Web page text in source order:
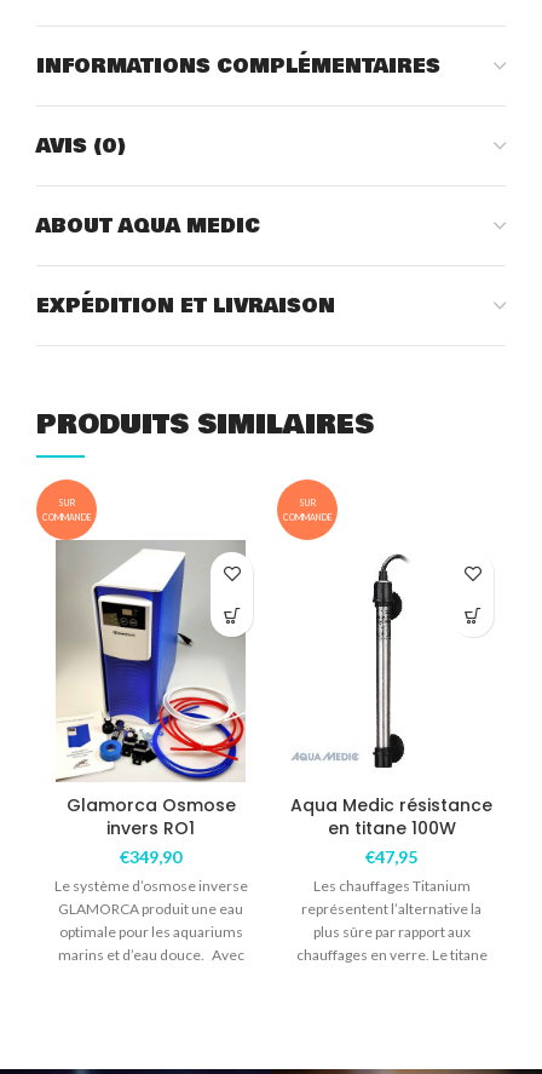
INFORMATIONS COMPLÉMENTAIRES
AVIS (0)
ABOUT AQUA MEDIC
EXPÉDITION ET LIVRAISON
PRODUITS SIMILAIRES
SUR
COMMANDE
Glamorca Osmose
invers RO1
€349,90
Le système d’osmose inverse
GLAMORCA produit une eau
optimale pour les aquariums
marins et d’eau douce. Avec
SUR
COMMANDE
Aqua Medic résistance
en titane 100W
€47,95
Les chauffages Titanium
représentent l’alternative la
plus sûre par rapport aux
chauffages en verre. Le titane